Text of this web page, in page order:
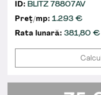
ID: BLITZ 78807AV
Preț/mp: 1.293 €
Rata lunară: 381,80 €